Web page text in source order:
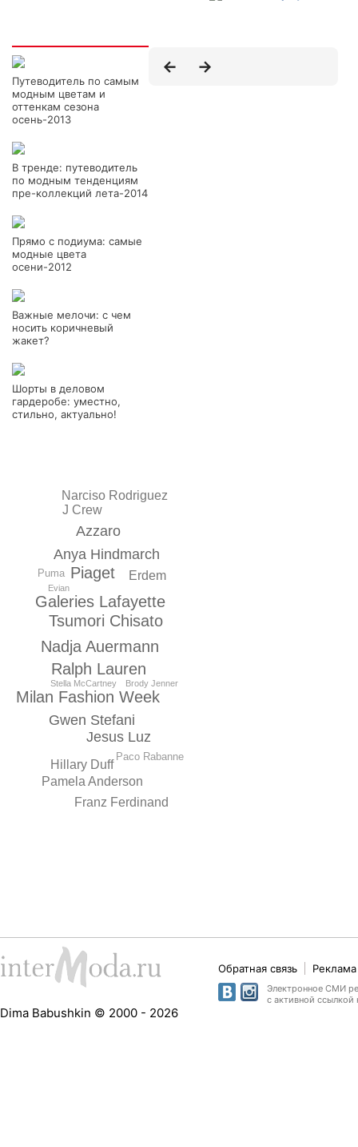
Путеводитель по самым
модным цветам и
оттенкам сезона
осень-2013
В тренде: путеводитель
по модным тенденциям
пре-коллекций лета-2014
Прямо с подиума: самые
модные цвета
осени-2012
Важные мелочи: с чем
носить коричневый
жакет?
Шорты в деловом
гардеробе: уместно,
стильно, актуально!
Nadja Auermann
Ralph Lauren
Tsumori Chisato
Galeries Lafayette
Milan Fashion Week
Piaget
Gwen Stefani
Jesus Luz
Anya Hindmarch
Azzaro
Hillary Duff
Erdem
Pamela Anderson
J Crew
Narciso Rodriguez
Franz Ferdinand
Paco Rabanne
Puma
Stella McCartney Brody Jenner
Evian
Dima Babushkin © 2000 - 2026
Обратная связь
Электронное СМИ
с активной ссылкой